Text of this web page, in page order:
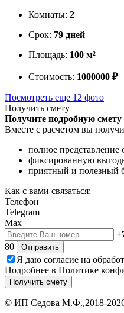
Комнаты: 2
Срок: 79 дней
Площадь: 100 м²
Стоимость: 1000000 ₽
Посмотреть еще 12 фото
Получить смету
Получите подробную смету
Вместе с расчетом вы
полное представление
фиксированную
приятный и полезный
Как с вами связаться:
Телефон
Telegram
Max
80
Отправить
Я даю согласие на
Подробнее в Политике
Получить смету
© ИП Седова М.Ф.,2018-